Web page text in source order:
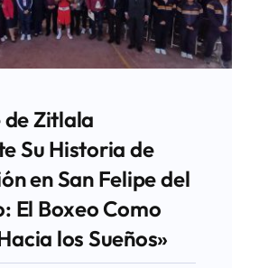
de Zitlala
Su Historia de
en San Felipe del
El Boxeo Como
los Sueños»